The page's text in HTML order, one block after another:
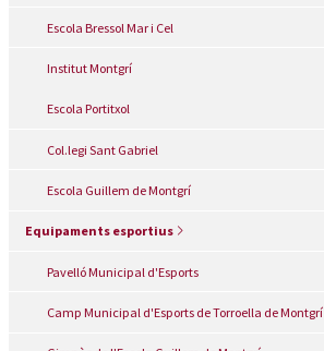
Escola Bressol Mar i Cel
Institut Montgrí
Escola Portitxol
Col.legi Sant Gabriel
Escola Guillem de Montgrí
Equipaments esportius
Pavelló Municipal d'Esports
Camp Municipal d'Esports de Torroella de Montgrí